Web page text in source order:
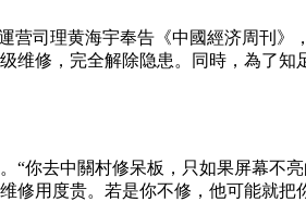
营司理黄海宇奉告《中國經济周刊
维修，完全解除隐患。同時，為了
“你去中關村修呆板，只如果屏幕不
修用度贵。若是你不修，他可能就